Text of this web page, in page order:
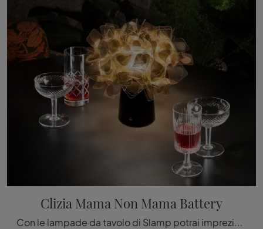
Clizia Mama Non Mama Battery
Con le lampade da tavolo di Slamp potrai impreziosire i tuoi spazi: clicca e scopri Clizia Mama Non Mama Battery!